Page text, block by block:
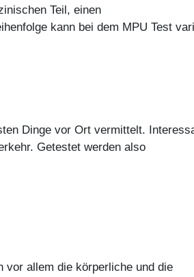
Teil, einen
kann bei dem MPU Test
Dinge vor Ort vermittelt.
Getestet werden also
vor allem die körperliche und die